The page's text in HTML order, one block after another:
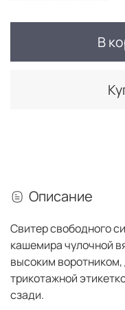
В
Описание
Свитер свободного
кашемира чулочной
высоким
трикотажной
сзади.